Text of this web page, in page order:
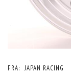
FRA: JAPAN RACING